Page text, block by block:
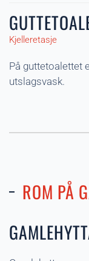
Kjelleretasje
På guttetoalettet
utslagsvask.
ROM PÅ